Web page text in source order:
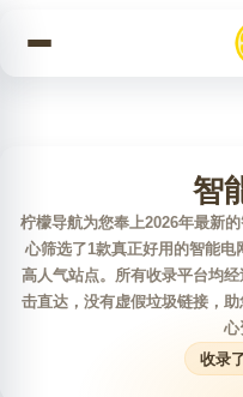
智
柠檬导航为您奉上2026年最新
心筛选了1款真正好用的智能
高人气站点。所有收录平台均
击直达，没有虚假垃圾链接，
心
收录